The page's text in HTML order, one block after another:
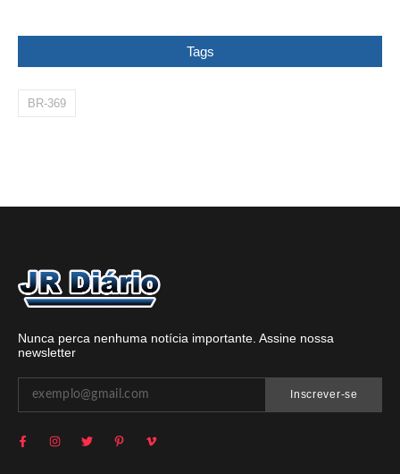
Tags
BR-369
Nunca perca nenhuma notícia importante. Assine nossa
newsletter
Inscrever-se